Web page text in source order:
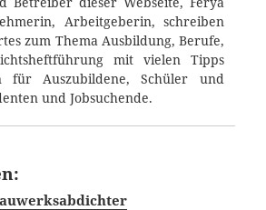
Arbeitgeberin, schreiben
zum Thema Ausbildung, Berufe,
mit vielen Tipps
für Auszubildene, Schüler und
und Jobsuchende.